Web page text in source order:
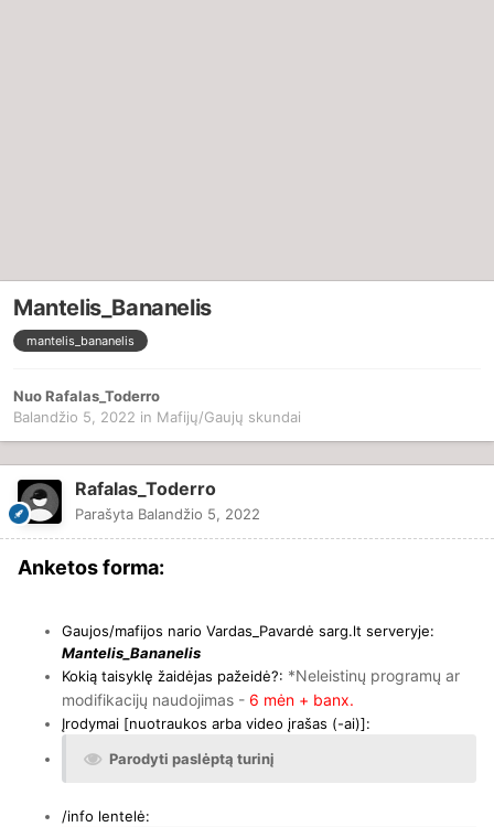
Mantelis_Bananelis
mantelis_bananelis
NuoRafalas_Toderro
Balandžio 5, 2022 in Mafijų/Gaujų skundai
Rafalas_Toderro
Parašyta Balandžio 5, 2022
Anketos forma:
Gaujos/mafijos nario Vardas_Pavardė sarg.lt serveryje:
Mantelis_Bananelis
Kokią taisyklę žaidėjas pažeidė?: *Neleistinų programų ar
modifikacijų naudojimas - 6 mėn + banx.
Įrodymai [nuotraukos arba video įrašas (-ai)]:
Parodyti paslėptą turinį
/info lentelė: